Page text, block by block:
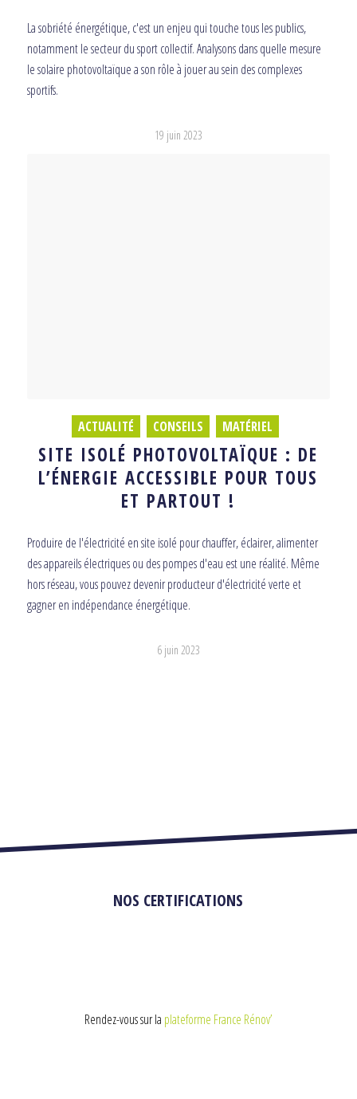
La sobriété énergétique, c'est un enjeu qui touche tous les publics,
notamment le secteur du sport collectif. Analysons dans quelle mesure
le solaire photovoltaïque a son rôle à jouer au sein des complexes
sportifs.
19 juin 2023
ACTUALITÉ CONSEILS MATÉRIEL
SITE ISOLÉ PHOTOVOLTAÏQUE : DE
L’ÉNERGIE ACCESSIBLE POUR TOUS
ET PARTOUT !
Produire de l'électricité en site isolé pour chauffer, éclairer, alimenter
des appareils électriques ou des pompes d'eau est une réalité. Même
hors réseau, vous pouvez devenir producteur d'électricité verte et
gagner en indépendance énergétique.
6 juin 2023
NOS CERTIFICATIONS
Rendez-vous sur la plateforme France Rénov’